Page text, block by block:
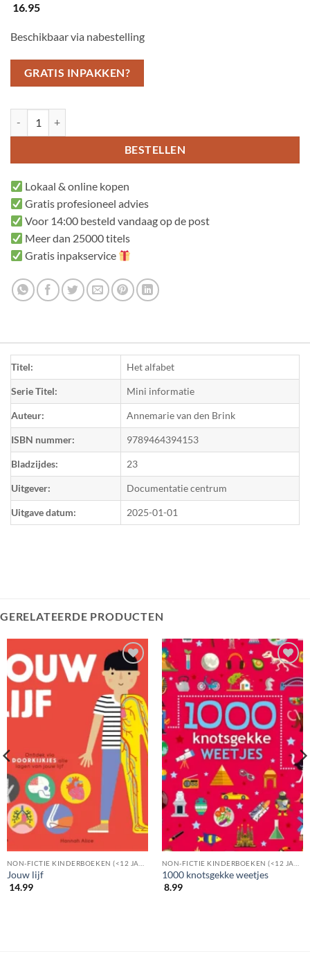
16.95
Beschikbaar via nabestelling
GRATIS INPAKKEN?
BESTELLEN
Lokaal & online kopen
Gratis profesioneel advies
Voor 14:00 besteld vandaag op de post
Meer dan 25000 titels
Gratis inpakservice
Titel: Het alfabet
Serie Titel: Mini informatie
Auteur: Annemarie van den Brink
ISBN nummer: 9789464394153
Bladzijdes: 23
Uitgever: Documentatie centrum
Uitgave datum: 2025-01-01
GERELATEERDE PRODUCTEN
Jouw lijf
14.99
1000 knotsgekke weetjes
8.99